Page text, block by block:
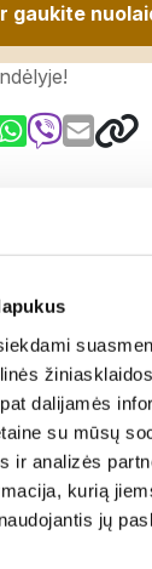
dalijamės
su mūsų
ir analizės
kurią
jų
gaukite
Regėjimui
tokio tipo
Tai
savybės. Šie
lęšiai
įdėti juos